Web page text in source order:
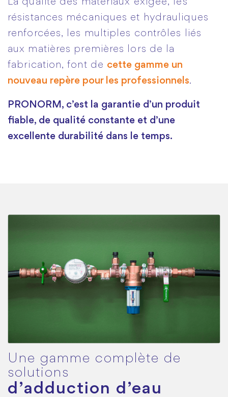
La qualité des matériaux exigée, les
résistances mécaniques et hydrauliques
renforcées, les multiples contrôles liés
aux matières premières lors de la
fabrication, font de cette gamme un
nouveau repère pour les professionnels.
PRONORM, c’est la garantie d’un produit
fiable, de qualité constante et d’une
excellente durabilité dans le temps.
Une gamme complète de
solutions
d’adduction d’eau